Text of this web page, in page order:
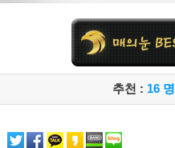
추천 : 16 명